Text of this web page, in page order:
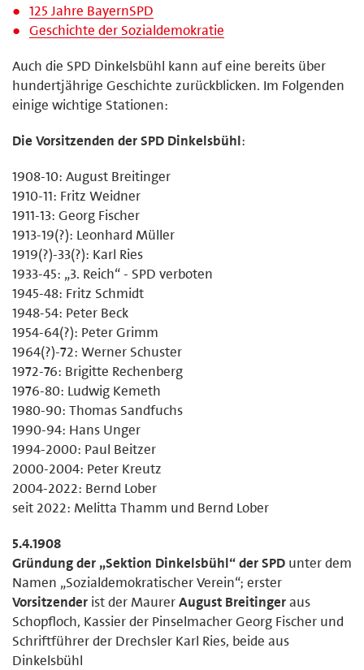
125 Jahre BayernSPD
Geschichte der Sozialdemokratie
Auch die SPD Dinkelsbühl kann auf eine bereits über
hundertjährige Geschichte zurückblicken. Im Folgenden
einige wichtige Stationen:
Die Vorsitzenden der SPD Dinkelsbühl:
1908-10: August Breitinger
1910-11: Fritz Weidner
1911-13: Georg Fischer
1913-19(?): Leonhard Müller
1919(?)-33(?): Karl Ries
1933-45: „3. Reich“ - SPD verboten
1945-48: Fritz Schmidt
1948-54: Peter Beck
1954-64(?): Peter Grimm
1964(?)-72: Werner Schuster
1972-76: Brigitte Rechenberg
1976-80: Ludwig Kemeth
1980-90: Thomas Sandfuchs
1990-94: Hans Unger
1994-2000: Paul Beitzer
2000-2004: Peter Kreutz
2004-2022: Bernd Lober
seit 2022: Melitta Thamm und Bernd Lober
5.4.1908
Gründung der „Sektion Dinkelsbühl“ der SPD unter dem
Namen „Sozialdemokratischer Verein“; erster
Vorsitzender ist der MaurerAugust Breitingeraus
Schopfloch, Kassier der Pinselmacher Georg Fischer und
Schriftführer der Drechsler Karl Ries, beide aus
Dinkelsbühl